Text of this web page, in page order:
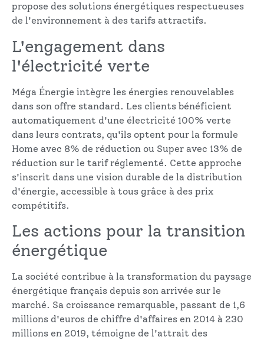
propose des solutions énergétiques respectueuses
de l'environnement à des tarifs attractifs.
L'engagement dans
l'électricité verte
Méga Énergie intègre les énergies renouvelables
dans son offre standard. Les clients bénéficient
automatiquement d'une électricité 100% verte
dans leurs contrats, qu'ils optent pour la formule
Home avec 8% de réduction ou Super avec 13% de
réduction sur le tarif réglementé. Cette approche
s'inscrit dans une vision durable de la distribution
d'énergie, accessible à tous grâce à des prix
compétitifs.
Les actions pour la transition
énergétique
La société contribue à la transformation du paysage
énergétique français depuis son arrivée sur le
marché. Sa croissance remarquable, passant de 1,6
millions d'euros de chiffre d'affaires en 2014 à 230
millions en 2019, témoigne de l'attrait des